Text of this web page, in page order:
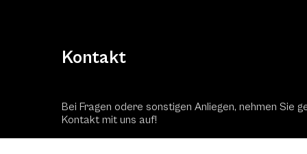
Kontakt
Bei Fragen odere sonstigen Anliegen, nehmen Sie
Kontakt mit uns auf!